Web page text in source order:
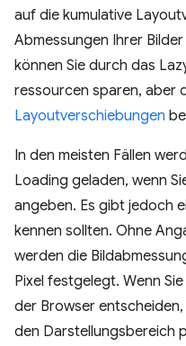
auf die kumulative
Abmessungen Ihrer
können Sie durch das
ressourcen sparen, aber
Layoutverschiebungen
In den meisten Fällen
Loading geladen, wenn
angeben. Es gibt jedoch
kennen sollten. Ohne
werden die
Pixel festgelegt. Wenn
der Browser
den Darstellungsbereich